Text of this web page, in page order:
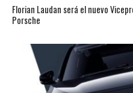
Florian Laudan será el nuevo
Porsche